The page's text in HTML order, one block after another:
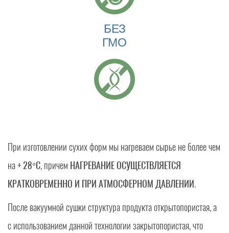
БЕЗ
ГМО
При изготовлении сухих форм мы нагреваем сырье не более чем
на+ 28°C, причем НАГРЕВАНИЕ ОСУЩЕСТВЛЯЕТСЯ
КРАТКОВРЕМЕННО И ПРИ АТМОСФЕРНОМ ДАВЛЕНИИ.
После вакуумной сушки структура продукта открытопористая, а
с использованием данной технологии закрытопористая, что